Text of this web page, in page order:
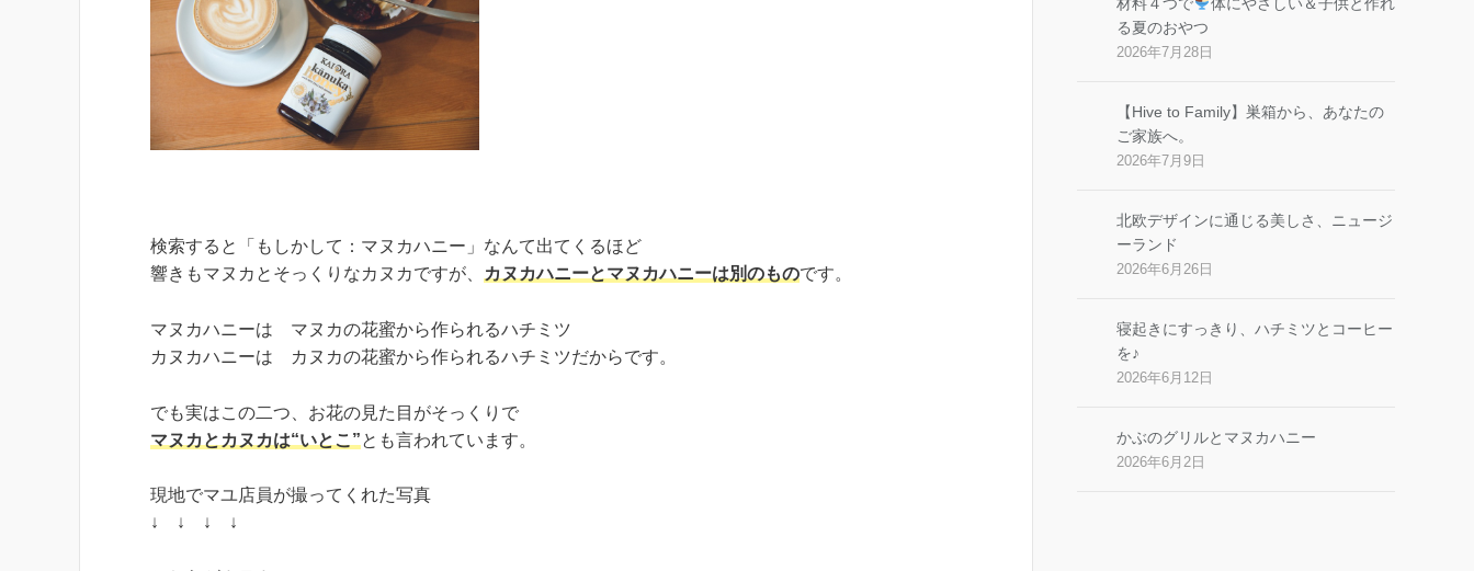
検索すると「もしかして：マヌカハニー」なんて出てくるほど
響きもマヌカとそっくりなカヌカですが、 カヌカハニーとマヌカハニーは別のものです。
マヌカハニーは マヌカの花蜜から作られるハチミツ
カヌカハニーは カヌカの花蜜から作られるハチミツだからです。
でも実はこの二つ、お花の見た目がそっくりで
マヌカとカヌカは“いとこ”とも言われています。
現地でマユ店員が撮ってくれた写真
↓ ↓ ↓ ↓
る夏のおやつ
2026年7月28日
【Hive to Family】巣箱から、あなたの
ご家族へ。
2026年7月9日
北欧デザインに通じる美しさ、ニュージ
ーランド
2026年6月26日
寝起きにすっきり、ハチミツとコーヒー
を♪
2026年6月12日
かぶのグリルとマヌカハニー
2026年6月2日